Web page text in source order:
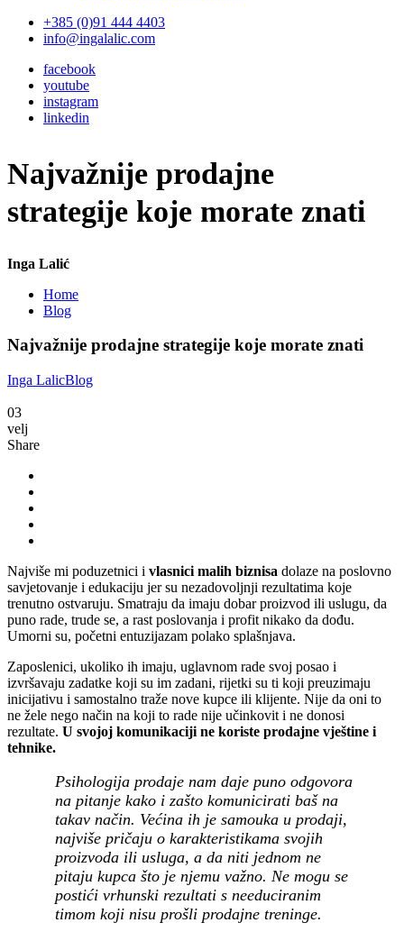
+385 (0)91 444 4403
info@ingalalic.com
facebook
youtube
instagram
linkedin
Najvažnije prodajne
strategije koje morate znati
Inga Lalić
Home
Blog
Najvažnije prodajne strategije koje morate znati
Inga LalicBlog
03
velj
Share
Najviše mi poduzetnici i vlasnici malih biznisa dolaze na poslovno
savjetovanje i edukaciju jer su nezadovoljnji rezultatima koje
trenutno ostvaruju. Smatraju da imaju dobar proizvod ili uslugu, da
puno rade, trude se, a rast poslovanja i profit nikako da dođu.
Umorni su, početni entuzijazam polako splašnjava.
Zaposlenici, ukoliko ih imaju, uglavnom rade svoj posao i
izvršavaju zadatke koji su im zadani, rijetki su ti koji preuzimaju
inicijativu i samostalno traže nove kupce ili klijente. Nije da oni to
ne žele nego način na koji to rade nije učinkovit i ne donosi
rezultate. U svojoj komunikaciji ne koriste prodajne vještine i
tehnike.
Psihologija prodaje nam daje puno odgovora
na pitanje kako i zašto komunicirati baš na
takav način. Većina ih je samouka u prodaji,
najviše pričaju o karakteristikama svojih
proizvoda ili usluga, a da niti jednom ne
pitaju kupca što je njemu važno. Ne mogu se
postići vrhunski rezultati s needuciranim
timom koji nisu prošli prodajne treninge.